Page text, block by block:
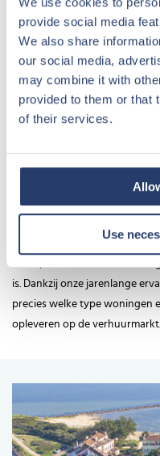
provide social media
We also share
our social media,
may combine it with
provided to them or that
of their services.
Use
Unieke locaties
Center Parcs biedt
prachtige locaties. Of u nu
Center Parcs Parc Sandur of
rustige natuurgebieden, wat
vraag naar
recreatiewoningen
is. Dankzij onze jarenlange
precies welke type woningen
opleveren op de verhuurmarkt.